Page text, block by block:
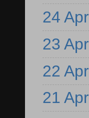
24 Apr
23 Apr
22 Apr
21 Apr